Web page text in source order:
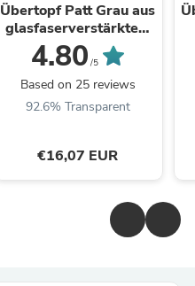
Übertopf Patt Grau aus
glasfaserverstärktem
Ton
4.80 /5
Based on 25 reviews
92.6% Transparent
€16,07 EUR